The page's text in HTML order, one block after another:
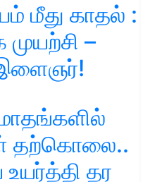
மீது காதல் :
முயற்சி –
தற்கொலை..
தர